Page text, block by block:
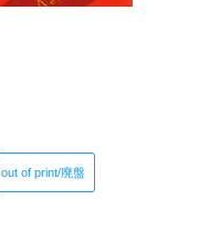
out of print/廃盤